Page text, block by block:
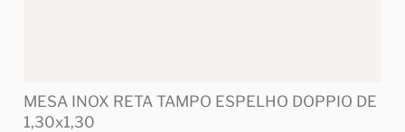
MESA INOX RETA TAMPO ESPELHO DOPPIO DE
1,30x1,30